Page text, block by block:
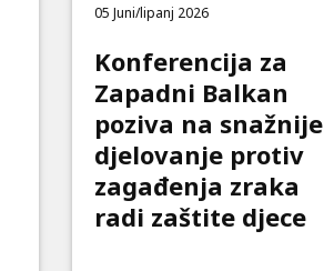
05 Juni/lipanj 2026
Konferencija za
Zapadni Balkan
poziva na snažnije
djelovanje protiv
zagađenja zraka
radi zaštite djece